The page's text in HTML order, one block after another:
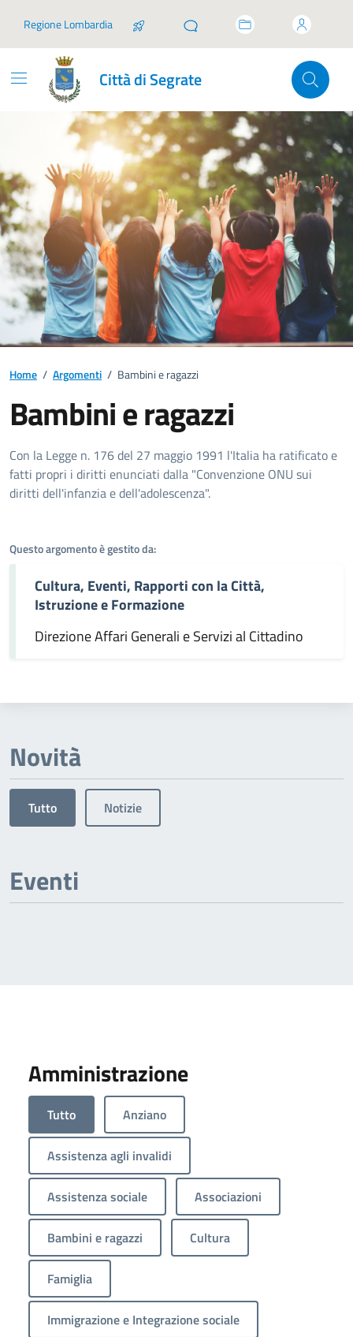
Regione Lombardia
Città di Segrate
Home / Argomenti / Bambini e ragazzi
Bambini e ragazzi
Dettagli dell'argomento
Con la Legge n. 176 del 27 maggio 1991 l'Italia ha ratificato e
fatti propri i diritti enunciati dalla "Convenzione ONU sui
diritti dell'infanzia e dell'adolescenza".
Questo argomento è gestito da:
Cultura, Eventi, Rapporti con la Città,
Istruzione e Formazione
Direzione Affari Generali e Servizi al Cittadino
Novità
Tutto Notizie
Eventi
Amministrazione
Tutto Anziano
Assistenza agli invalidi
Assistenza sociale Associazioni
Bambini e ragazzi Cultura
Famiglia
Immigrazione e Integrazione sociale